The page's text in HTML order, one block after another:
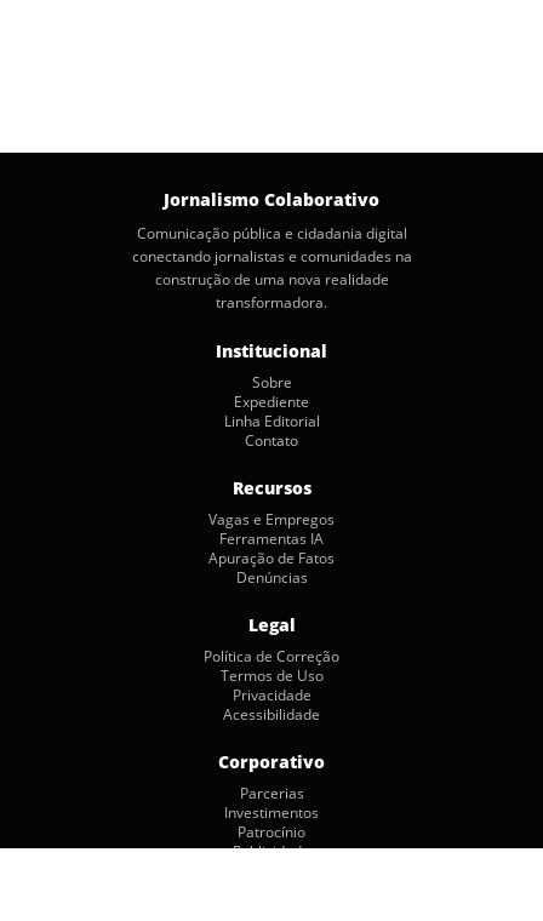
Jornalismo Colaborativo
Comunicação pública e cidadania digital
conectando jornalistas e comunidades na
construção de uma nova realidade
transformadora.
Institucional
Sobre
Expediente
Linha Editorial
Contato
Recursos
Vagas e Empregos
Ferramentas IA
Apuração de Fatos
Denúncias
Legal
Política de Correção
Termos de Uso
Privacidade
Acessibilidade
Corporativo
Parcerias
Investimentos
Patrocínio
Publicidade